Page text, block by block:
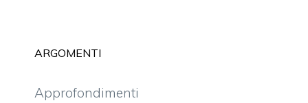
ARGOMENTI
Approfondimenti